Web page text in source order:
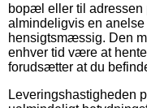
bopæl eller til adressen
almindeligvis en
hensigtsmæssig. Den
enhver tid være at
forudsætter at du
Leveringshastigheden